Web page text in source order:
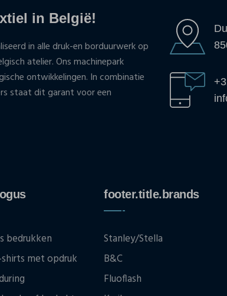
in België!
in alle druk-en borduurwerk op
atelier. Ons machinepark
ontwikkelingen. In combinatie
staat dit garant voor een
bedrukken
met opdruk
footer.title.brands
Stanley/Stella
B&C
Fluoflash